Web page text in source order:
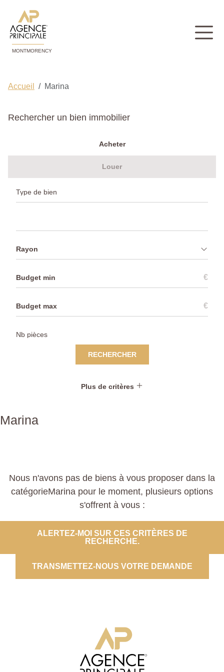
MONTMORENCY
Accueil Marina
Rechercher un bien immobilier
Acheter
Louer
Rayon
€
€
RECHERCHER
Plus de critères
Marina
Nous n'avons pas de biens à vous proposer dans la
catégorieMarina pour le moment, plusieurs options
s'offrent à vous :
ALERTEZ-MOI SUR CES CRITÈRES DE
RECHERCHE.
TRANSMETTEZ-NOUS VOTRE DEMANDE